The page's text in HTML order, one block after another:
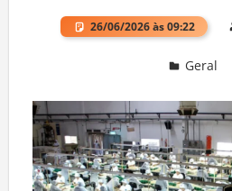
26/06/2026 às 09:22
Geral